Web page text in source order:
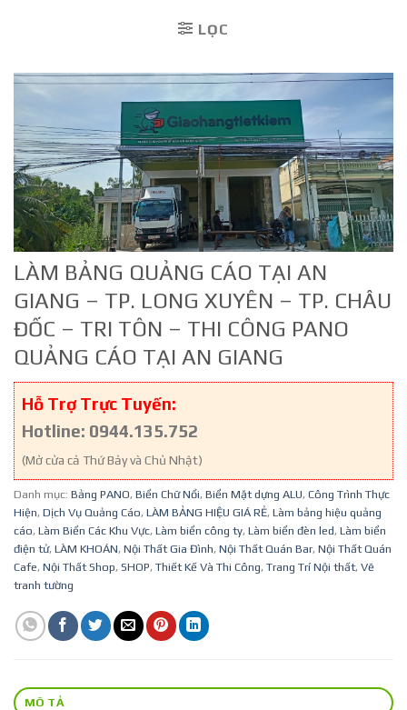
LỌC
LÀM BẢNG QUẢNG CÁO TẠI AN
GIANG – TP. LONG XUYÊN – TP. CHÂU
ĐỐC – TRI TÔN – THI CÔNG PANO
QUẢNG CÁO TẠI AN GIANG
Hỗ Trợ Trực Tuyến:
Hotline: 0944.135.752
(Mở cửa cả Thứ Bảy và Chủ Nhật)
Danh mục: Bảng PANO, Biển Chữ Nổi, Biển Mặt dựng ALU, Công Trình Thực
Hiện, Dịch Vụ Quảng Cáo, LÀM BẢNG HIỆU GIÁ RẺ, Làm bảng hiệu quảng
cáo, Làm Biển Các Khu Vực, Làm biển công ty, Làm biển đèn led, Làm biển
điện tử, LÀM KHOÁN, Nội Thất Gia Đình, Nội Thất Quán Bar, Nội Thất Quán
Cafe, Nội Thất Shop, SHOP, Thiết Kế Và Thi Công, Trang Trí Nội thất, Vẽ
tranh tường
MÔ TẢ